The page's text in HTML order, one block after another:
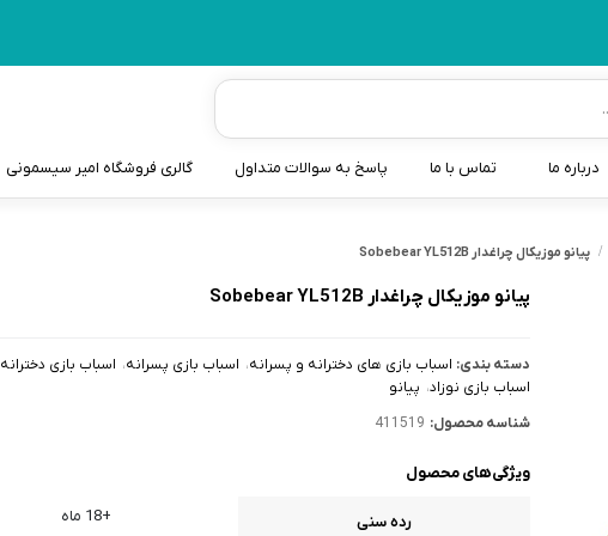
درباره ما تماس با ما پاسخ به سوالات متداول گالری فروشگاه امیر سیسمونی
پیانو موزیکال چراغدار Sobebear YL512B
پیانو موزیکال چراغدار Sobebear YL512B
دسته بندی: اسباب بازی های دخترانه و پسرانه اسباب بازی پسرانه
اسباب بازی دخترانه
اسباب بازی نوزاد پیانو
شناسه محصول: 411519
ویژگی‌های محصول
رده سنی +18 ماه